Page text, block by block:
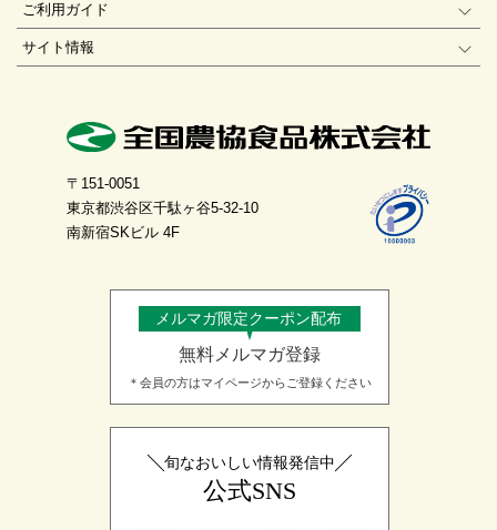
ご利用ガイド
サイト情報
〒151-0051
東京都渋谷区千駄ヶ谷5-32-10
南新宿SKビル 4F
メルマガ限定クーポン配布
無料メルマガ登録
＊会員の方はマイページからご登録ください
旬なおいしい情報発信中
公式SNS